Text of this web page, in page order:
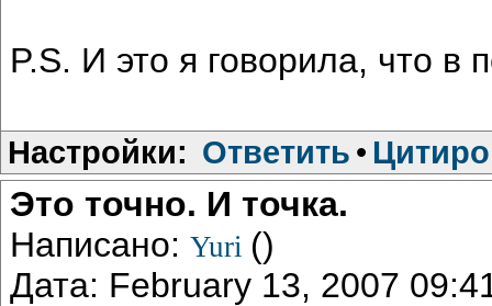
P.S. И это я говорила, что в
Настройки: Ответить •
Это точно. И точка.
Написано: Yuri ()
Дата: February 13, 2007